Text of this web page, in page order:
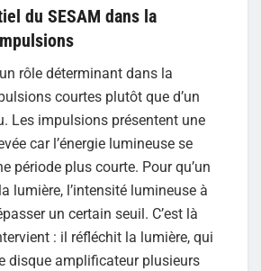
du SESAM dans la
rôle déterminant dans la
courtes plutôt que d’un
Les impulsions présentent une
car l’énergie lumineuse se
période plus courte. Pour qu’un
lumière, l’intensité lumineuse à
un certain seuil. C’est là
: il réfléchit la lumière, qui
disque amplificateur plusieurs